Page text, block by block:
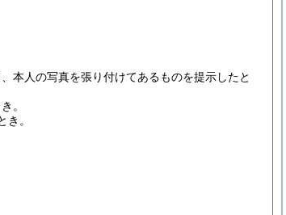
本人の写真を張り付けてあるものを提示したと
。
。